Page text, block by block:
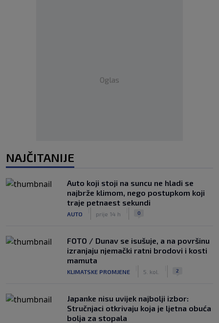
Oglas
NAJČITANIJE
Auto koji stoji na suncu ne hladi se
najbrže klimom, nego postupkom koji
traje petnaest sekundi
AUTO prije 14 h 0
FOTO / Dunav se isušuje, a na površinu
izranjaju njemački ratni brodovi i kosti
mamuta
KLIMATSKE PROMJENE 5. kol. 2
Japanke nisu uvijek najbolji izbor:
Stručnjaci otkrivaju koja je ljetna obuća
bolja za stopala